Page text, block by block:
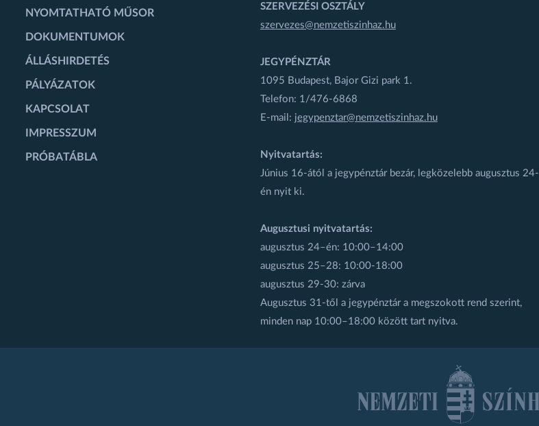
NYOMTATHATÓ MŰSOR
DOKUMENTUMOK
ÁLLÁSHIRDETÉS
PÁLYÁZATOK
KAPCSOLAT
IMPRESSZUM
PRÓBATÁBLA
SZERVEZÉSI OSZTÁLY
szervezes@nemzetiszinhaz.hu
JEGYPÉNZTÁR
1095 Budapest, Bajor Gizi park 1.
Telefon: 1/476-6868
E-mail: jegypenztar@nemzetiszinhaz.hu
Nyitvatartás:
Június 16-ától a jegypénztár bezár, legközelebb augusztus 24-
én nyit ki.
Augusztusi nyitvatartás:
augusztus 24–én: 10:00–14:00
augusztus 25–28: 10:00-18:00
augusztus 29-30: zárva
Augusztus 31-től a jegypénztár a megszokott rend szerint,
minden nap 10:00–18:00 között tart nyitva.